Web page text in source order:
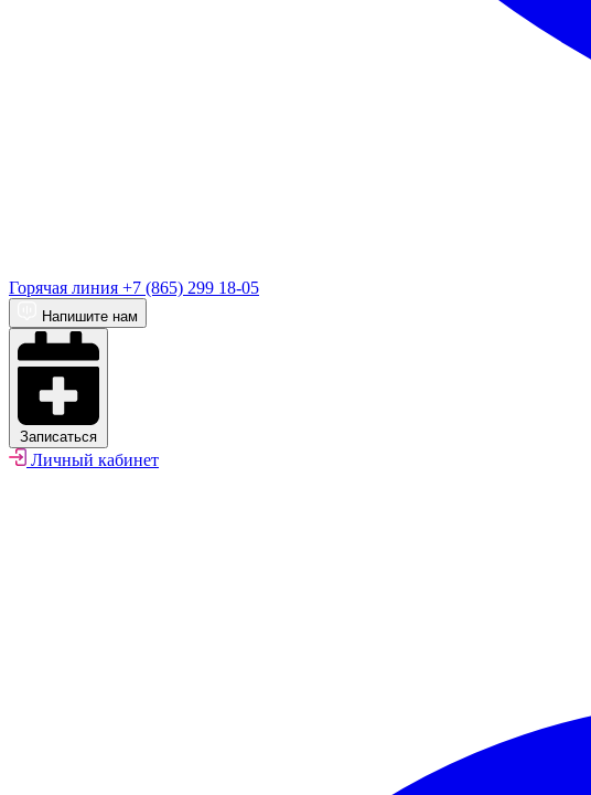
Горячая линия +7 (865) 299 18-05
Напишите нам
Записаться
Личный кабинет